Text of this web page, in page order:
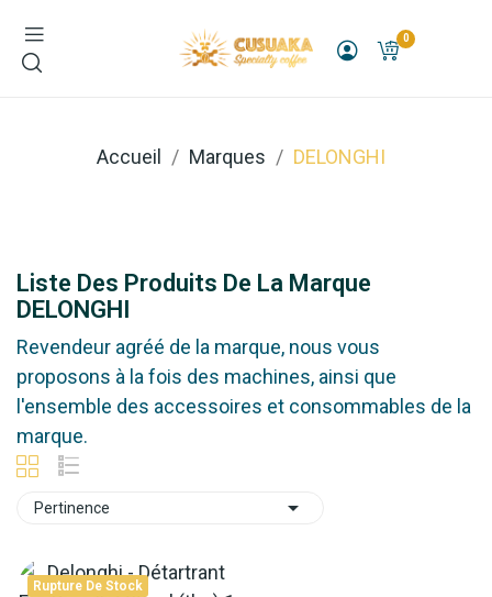
0
Accueil Marques DELONGHI
Liste Des Produits De La Marque
DELONGHI
Revendeur agréé de la marque, nous vous
proposons à la fois des machines, ainsi que
l'ensemble des accessoires et consommables de la
marque.
Pertinence 
Rupture De Stock